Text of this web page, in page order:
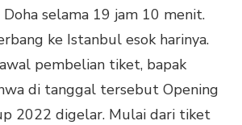
selama 19 jam 10 menit.
ke Istanbul esok harinya.
pembelian tiket, bapak
di tanggal tersebut Opening
2022 digelar. Mulai dari tiket